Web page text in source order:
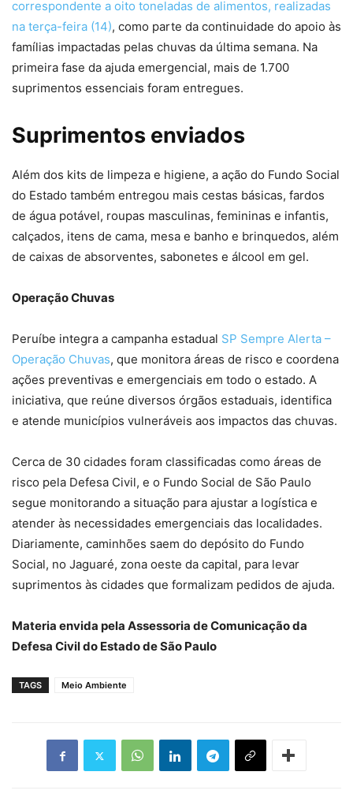
correspondente a oito toneladas de alimentos, realizadas
na terça-feira (14), como parte da continuidade do apoio às
famílias impactadas pelas chuvas da última semana. Na
primeira fase da ajuda emergencial, mais de 1.700
suprimentos essenciais foram entregues.
Suprimentos enviados
Além dos kits de limpeza e higiene, a ação do Fundo Social
do Estado também entregou mais cestas básicas, fardos
de água potável, roupas masculinas, femininas e infantis,
calçados, itens de cama, mesa e banho e brinquedos, além
de caixas de absorventes, sabonetes e álcool em gel.
Operação Chuvas
Peruíbe integra a campanha estadual SP Sempre Alerta –
Operação Chuvas, que monitora áreas de risco e coordena
ações preventivas e emergenciais em todo o estado. A
iniciativa, que reúne diversos órgãos estaduais, identifica
e atende municípios vulneráveis aos impactos das chuvas.
Cerca de 30 cidades foram classificadas como áreas de
risco pela Defesa Civil, e o Fundo Social de São Paulo
segue monitorando a situação para ajustar a logística e
atender às necessidades emergenciais das localidades.
Diariamente, caminhões saem do depósito do Fundo
Social, no Jaguaré, zona oeste da capital, para levar
suprimentos às cidades que formalizam pedidos de ajuda.
Materia envida pela Assessoria de Comunicação da
Defesa Civil do Estado de São Paulo
TAGS Meio Ambiente